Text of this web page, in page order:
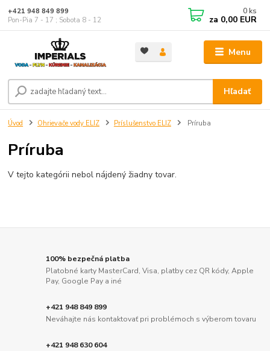
Menu
Hľadať
+421 948 849 899
Pon-Pia 7 - 17 ; Sobota 8 - 12
0 ks
za 0,00 EUR
Úvod Ohrievače vody ELIZ Príslušenstvo ELIZ Príruba
Príruba
V tejto kategórii nebol nájdený žiadny tovar.
100% bezpečná platba
Platobné karty MasterCard, Visa, platby cez QR kódy, Apple
Pay, Google Pay a iné
+421 948 849 899
Neváhajte nás kontaktovať pri problémoch s výberom tovaru
+421 948 630 604